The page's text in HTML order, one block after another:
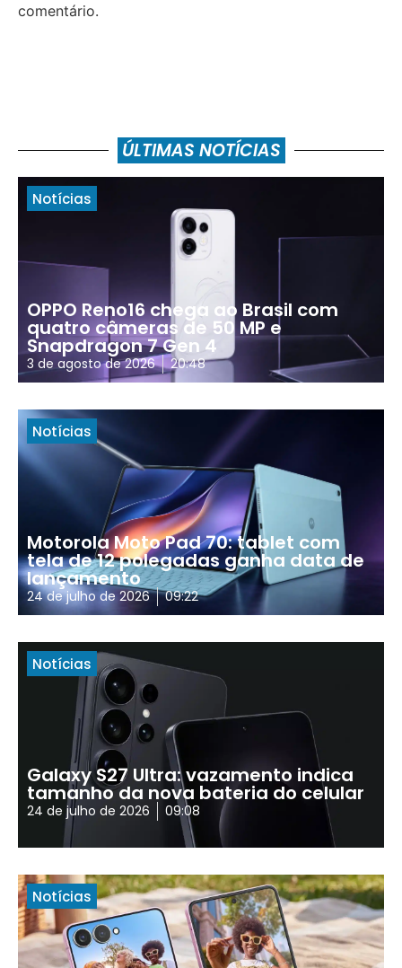
comentário.
ÚLTIMAS NOTÍCIAS
Notícias
OPPO Reno16 chega ao Brasil com
quatro câmeras de 50 MP e
Snapdragon 7 Gen 4
3 de agosto de 2026 20:48
Notícias
Motorola Moto Pad 70: tablet com
tela de 12 polegadas ganha data de
lançamento
24 de julho de 2026 09:22
Notícias
Galaxy S27 Ultra: vazamento indica
tamanho da nova bateria do celular
24 de julho de 2026 09:08
Notícias